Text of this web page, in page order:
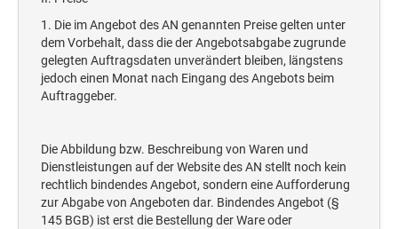
CLASSIC LINE DATUMSTEMPEL +
WORTBANDDREHSTEMPEL
Trodat Office Professional 4.0 DEUTSCH
Trodat Office Professional 4.0 FRANÇAIS
Trodat Office Professional 4.0 ITALIANO
Trodat Office Professional 4.0 NEDERLANDS
Office Printy nederlands
Office Printy spanisch
Office Printy italienisch
Textplatten für Professional Line Textstempel
Textplatten für Trodat Printy Line Datumstempel
Textplatten für Professional Line Datumstempel
RAACHERSTEMPEL
1. Die im Angebot des AN genannten Preise gelten unter
dem Vorbehalt, dass die der Angebotsabgabe zugrunde
gelegten Auftragsdaten unverändert bleiben, längstens
jedoch einen Monat nach Eingang des Angebots beim
Auftraggeber.
Die Abbildung bzw. Beschreibung von Waren und
Dienstleistungen auf der Website des AN stellt noch kein
rechtlich bindendes Angebot, sondern eine Aufforderung
zur Abgabe von Angeboten dar. Bindendes Angebot (§
145 BGB) ist erst die Bestellung der Ware oder